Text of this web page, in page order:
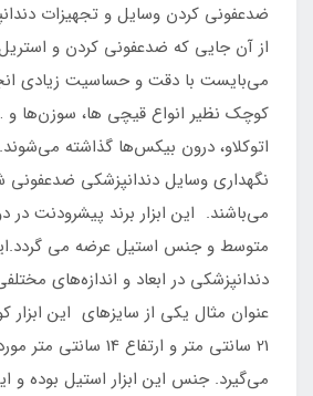
ضدعفونی کردن وسایل و تجهیزات
از آن جایی که ضدعفونی کردن و استریل
می‌بایست با دقت و حساسیت زیادی
کوچک نظیر انواع قیچی ها، سوزن‌ها و …
اتوکلاو، درون بیکس‌ها گذاشته
نگهداری وسایل دندانپزشکی ضدعفونی
می‌باشند. این ابزار برند پیشرودنت
متوسط و جنس استیل عرضه می
دندانپزشکی در ابعاد و اندازه‌های
عنوان مثال یکی از سایزهای این
21 سانتی متر و ارتفاع 14
می‌گیرد. جنس این ابزار استیل بوده و